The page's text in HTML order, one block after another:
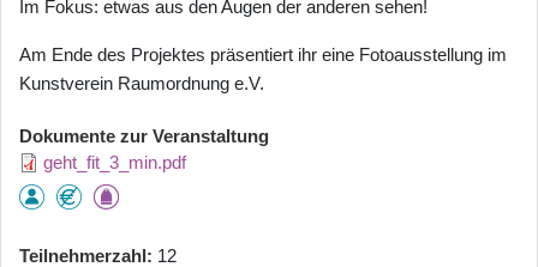
Im Fokus: etwas aus den Augen der anderen sehen!
Am Ende des Projektes präsentiert ihr eine Fotoausstellung im
Kunstverein Raumordnung e.V.
Dokumente zur Veranstaltung
geht_fit_3_min.pdf
Teilnehmerzahl
12